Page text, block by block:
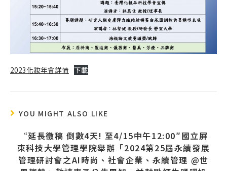
2023化妝年會詳情 下載
YOU MIGHT ALSO LIKE
“延長徵稿 倒數4天! 至4/15中午12:00″國立屏
東科技大學管理學院舉辦「2024第25屆永續發展
管理研討會之AI時尚、社會企業、永續管理 @世